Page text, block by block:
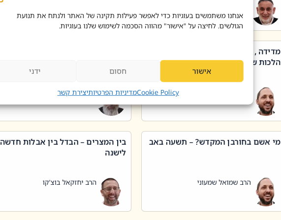
אנחנו משתמשים בעוגיות כדי לאפשר פעילות תקינה של האתר ולנתח את תנועת
הגולשים. לחיצה על "אישור" מהווה הסכמה לשימוש שלנו בעוגיות.
אישור חסום ידני
Cookie Policyמדיניות הפרטיותיצירת קשר
מדידה , קניה , שטיפת כלים בשבת –
הלכות שבת – סימן שכג
הרב יאיר בידני
מי אשם בחורבן המקדש? – תשעה באב
הרב שמואל שמעוני
בין המצרים – הבדל בין אבלות חדשה
לישנה
הרב יחזקאל בוצ'קו